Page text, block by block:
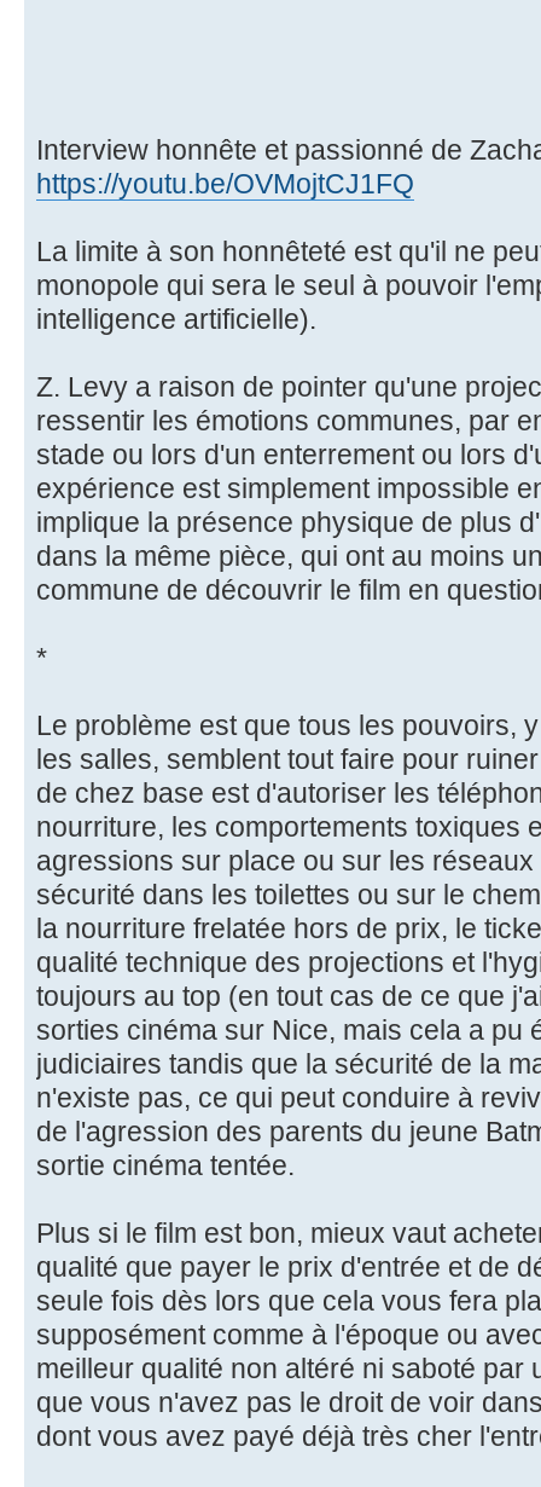
Interview honnête et passionné de
https://youtu.be/OVMojtCJ1FQ
La limite à son honnêteté est qu'il ne
monopole qui sera le seul à pouvoir
intelligence artificielle).
Z. Levy a raison de pointer qu'une
ressentir les émotions communes, par
stade ou lors d'un enterrement ou lors
expérience est simplement impossible
implique la présence physique de plus
dans la même pièce, qui ont au moins
commune de découvrir le film en
*
Le problème est que tous les pouvoirs,
les salles, semblent tout faire pour
de chez base est d'autoriser les
nourriture, les comportements toxiques
agressions sur place ou sur les
sécurité dans les toilettes ou sur le
la nourriture frelatée hors de prix, le
qualité technique des projections et
toujours au top (en tout cas de ce que
sorties cinéma sur Nice, mais cela a pu
judiciaires tandis que la sécurité de la
n'existe pas, ce qui peut conduire à
de l'agression des parents du jeune
sortie cinéma tentée.
Plus si le film est bon, mieux vaut
qualité que payer le prix d'entrée et de
seule fois dès lors que cela vous fera
supposément comme à l'époque ou
meilleur qualité non altéré ni saboté par
que vous n'avez pas le droit de voir
dont vous avez payé déjà très cher